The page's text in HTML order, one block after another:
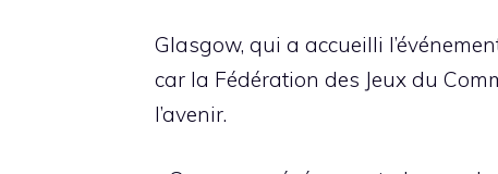
Glasgow, qui a accueilli
car la Fédération des Jeux du
l’avenir.